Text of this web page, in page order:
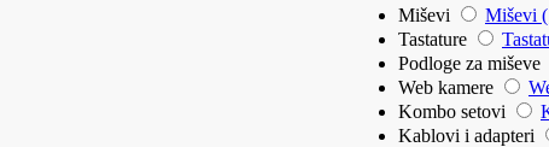
Miševi Miševi
Tastature
Podloge za miševe
Web kamere
Kombo setovi
Kablovi i adapteri